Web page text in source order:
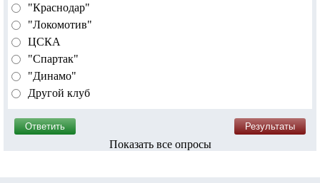
"Краснодар"
"Локомотив"
ЦСКА
"Спартак"
"Динамо"
Другой клуб
Показать все опросы